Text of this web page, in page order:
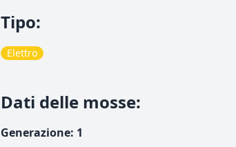
Tipo:
Elettro
Dati delle mosse:
Generazione: 1